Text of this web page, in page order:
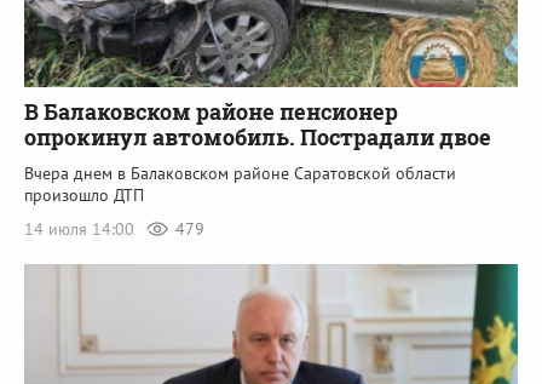
В Балаковском районе пенсионер
опрокинул автомобиль. Пострадали двое
Вчера днем в Балаковском районе Саратовской области
произошло ДТП
14 июля 14:00
479